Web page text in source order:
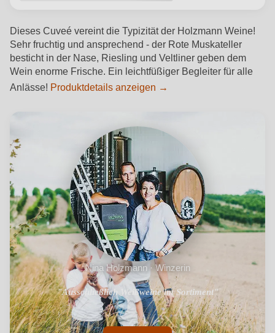
Dieses Cuveé vereint die Typizität der Holzmann Weine!
Sehr fruchtig und ansprechend - der Rote Muskateller
besticht in der Nase, Riesling und Veltliner geben dem
Wein enorme Frische. Ein leichtfüßiger Begleiter für alle
Anlässe! Produktdetails anzeigen →
Nina Holzmann · Winzerin
"Ausschließlich Weißweine im Sortiment"
"100% biologische Weine"